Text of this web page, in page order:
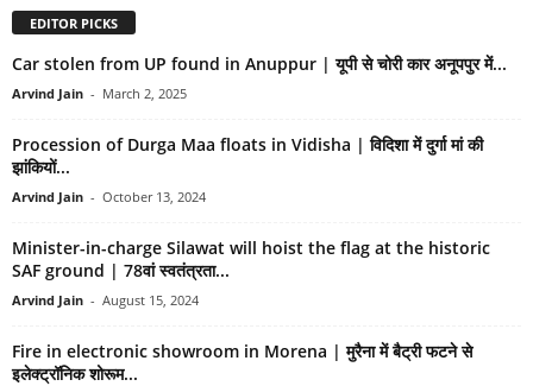
EDITOR PICKS
Car stolen from UP found in Anuppur | यूपी से चोरी कार अनूपपुर में...
Arvind Jain - March 2, 2025
Procession of Durga Maa floats in Vidisha | विदिशा में दुर्गा मां की
झांकियों...
Arvind Jain - October 13, 2024
Minister-in-charge Silawat will hoist the flag at the historic
SAF ground | 78वां स्वतंत्रता...
Arvind Jain - August 15, 2024
Fire in electronic showroom in Morena | मुरैना में बैट्री फटने से
इलेक्ट्रॉनिक शोरूम...